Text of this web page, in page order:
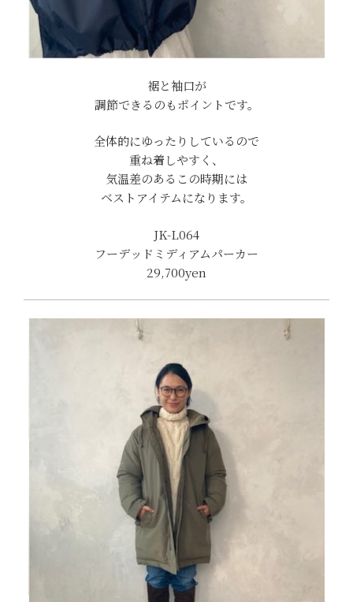
裾と袖口が
調節できるのもポイントです。
全体的にゆったりしているので
重ね着しやすく、
気温差のあるこの時期には
ベストアイテムになります。
JK-L064
フーデッドミディアムパーカー
29,700yen